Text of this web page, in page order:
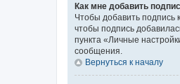
Как мне добавить
Чтобы добавить подпись
чтобы подпись
пункта «Личные
сообщения.
Вернуться к началу